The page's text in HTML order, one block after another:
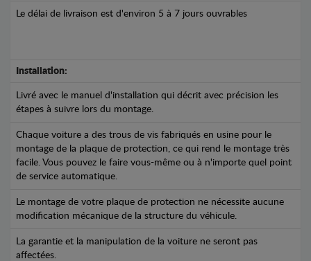
Le délai de livraison est d'environ 5 à 7 jours ouvrables
Installation:
Livré avec le manuel d'installation qui décrit avec précision les
étapes à suivre lors du montage.
Chaque voiture a des trous de vis fabriqués en usine pour le
montage de la plaque de protection, ce qui rend le montage très
facile. Vous pouvez le faire vous-même ou à n'importe quel point
de service automatique.
Le montage de votre plaque de protection ne nécessite aucune
modification mécanique de la structure du véhicule.
La garantie et la manipulation de la voiture ne seront pas
affectées.